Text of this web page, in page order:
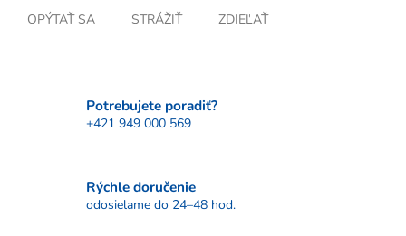
OPÝTAŤ SA STRÁŽIŤ ZDIEĽAŤ
Potrebujete poradiť?
+421 949 000 569
Rýchle doručenie
odosielame do 24–48 hod.